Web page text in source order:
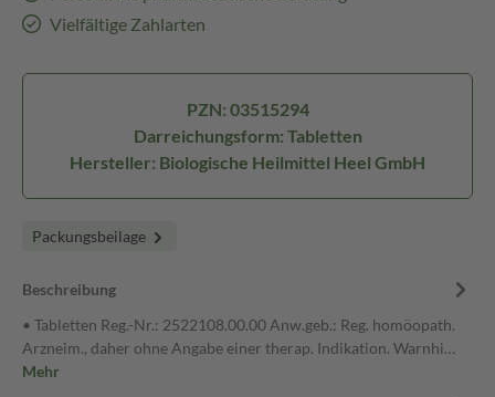
Vielfältige Zahlarten
PZN: 03515294
Darreichungsform: Tabletten
Hersteller: Biologische Heilmittel Heel GmbH
Packungsbeilage
Beschreibung
• Tabletten Reg.-Nr.: 2522108.00.00 Anw.geb.: Reg. homöopath.
Arzneim., daher ohne Angabe einer therap. Indikation. Warnhi…
Mehr